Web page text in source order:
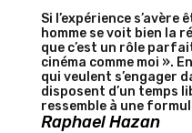
Si l’expérience
homme se voit bien la
que c’est un rôle
cinéma comme moi ».
qui veulent s’engager
disposent d’un temps
ressemble à une
Raphael Hazan